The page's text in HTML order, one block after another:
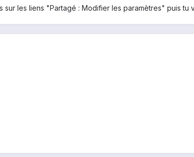
sur les liens "Partagé : Modifier les paramètres" puis